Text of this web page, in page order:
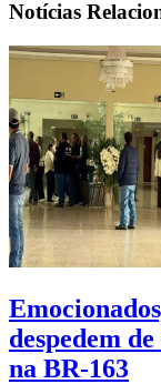
Notícias
despedem
na BR-163